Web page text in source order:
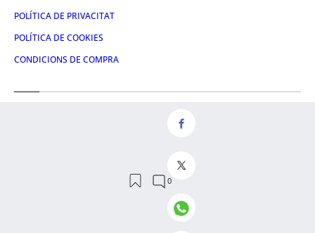
POLÍTICA DE PRIVACITAT
POLÍTICA DE COOKIES
CONDICIONS DE COMPRA